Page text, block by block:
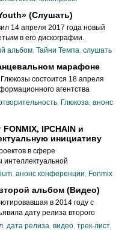
(Слушать)
14 апреля 2017 года новый
в его дискографии.
альбом, Тайни Темпа, слушать
марафоне
состоится 18 апреля
агентства
, Глюкоза, анонс
IPCHAIN и
инициативу
в сфере
интеллектуальной
FONMIX — состоится в
музыкальной
2017 года.
, анонс конференции, Fonmix
альбом (Видео)
в 2014 году с
дату релиза второго
, дата релиза, видео, трек-лист,